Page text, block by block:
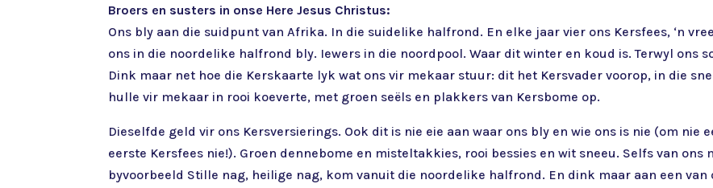
Broers en susters in onse Here Jesus Christus:
Ons bly aan die suidpunt van Afrika. In die suidelike halfrond. En elke jaar vier ons Kersfees, ‘n
ons in die noordelike halfrond bly. Iewers in die noordpool. Waar dit winter en koud is. Terwyl ons
Dink maar net hoe die Kerskaarte lyk wat ons vir mekaar stuur: dit het Kersvader voorop, in die
hulle vir mekaar in rooi koeverte, met groen seëls en plakkers van Kersbome op.
Dieselfde geld vir ons Kersversierings. Ook dit is nie eie aan waar ons bly en wie ons is nie (om nie
eerste Kersfees nie!). Groen dennebome en misteltakkies, rooi bessies en wit sneeu. Selfs van ons
byvoorbeeld Stille nag, heilige nag, kom vanuit die noordelike halfrond. En dink maar aan een